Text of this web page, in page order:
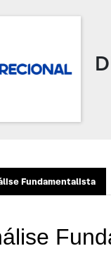
Fundamentalista